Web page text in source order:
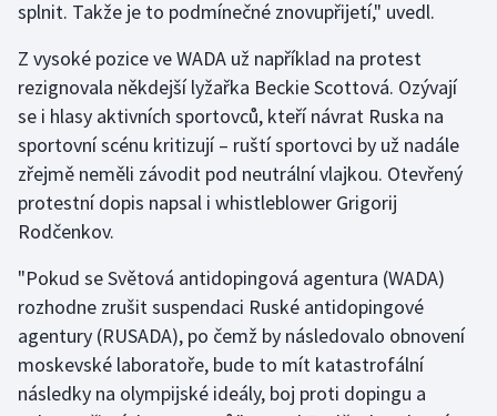
splnit. Takže je to podmínečné znovupřijetí," uvedl.
Z vysoké pozice ve WADA už například na protest
rezignovala někdejší lyžařka Beckie Scottová. Ozývají
se i hlasy aktivních sportovců, kteří návrat Ruska na
sportovní scénu kritizují – ruští sportovci by už nadále
zřejmě neměli závodit pod neutrální vlajkou. Otevřený
protestní dopis napsal i whistleblower Grigorij
Rodčenkov.
"Pokud se Světová antidopingová agentura (WADA)
rozhodne zrušit suspendaci Ruské antidopingové
agentury (RUSADA), po čemž by následovalo obnovení
moskevské laboratoře, bude to mít katastrofální
následky na olympijské ideály, boj proti dopingu a